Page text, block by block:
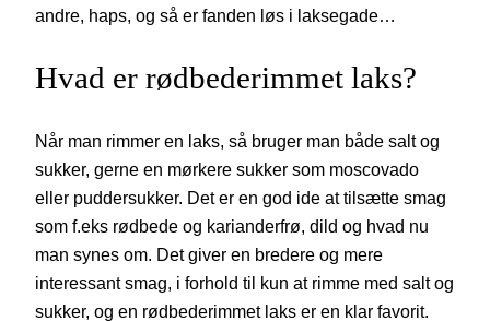
andre, haps, og så er fanden løs i laksegade…
Hvad er rødbederimmet laks?
Når man rimmer en laks, så bruger man både salt og
sukker, gerne en mørkere sukker som moscovado
eller puddersukker. Det er en god ide at tilsætte smag
som f.eks rødbede og karianderfrø, dild og hvad nu
man synes om. Det giver en bredere og mere
interessant smag, i forhold til kun at rimme med salt og
sukker, og en rødbederimmet laks er en klar favorit.